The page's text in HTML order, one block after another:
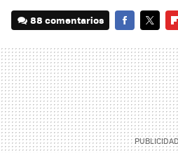
88 comentarios